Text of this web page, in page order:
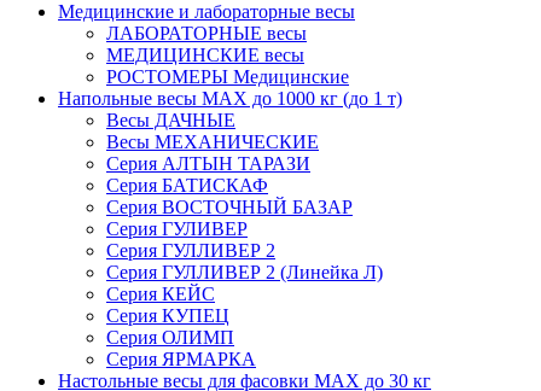
Медицинские и лабораторные весы
ЛАБОРАТОРНЫЕ весы
МЕДИЦИНСКИЕ весы
РОСТОМЕРЫ Медицинские
Напольные весы MAX до 1000 кг (до 1 т)
Весы ДАЧНЫЕ
Весы МЕХАНИЧЕСКИЕ
Серия АЛТЫН ТАРАЗИ
Серия БАТИСКАФ
Серия ВОСТОЧНЫЙ БАЗАР
Серия ГУЛИВЕР
Серия ГУЛЛИВЕР 2
Серия ГУЛЛИВЕР 2 (Линейка Л)
Серия КЕЙС
Серия КУПЕЦ
Серия ОЛИМП
Серия ЯРМАРКА
Настольные весы для фасовки MAX до 30 кг